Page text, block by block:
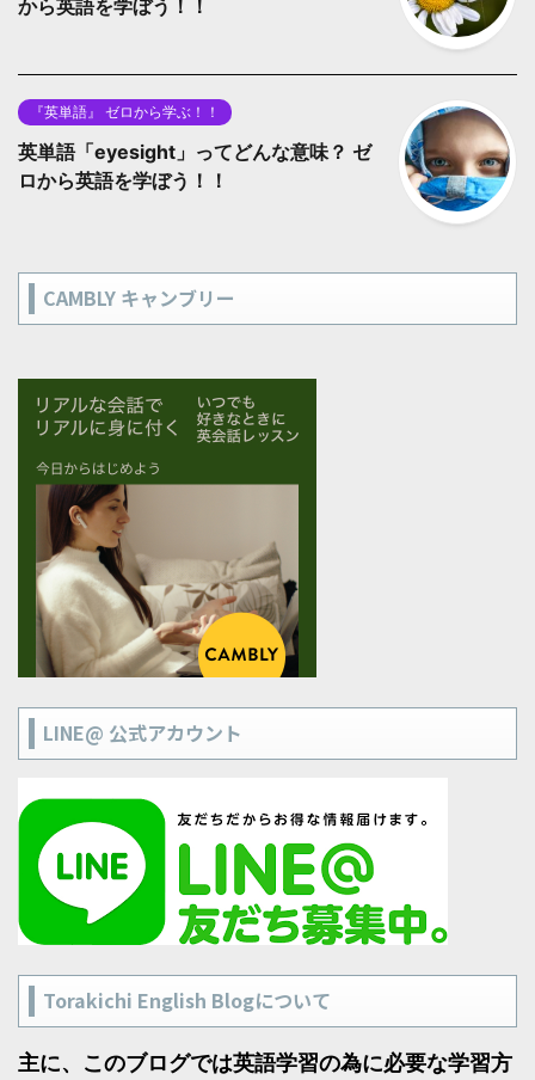
から英語を学ぼう！！
『英単語』 ゼロから学ぶ！！
英単語「eyesight」ってどんな意味？ ゼ
ロから英語を学ぼう！！
CAMBLY キャンブリー
LINE@ 公式アカウント
Torakichi English Blogについて
主に、このブログでは英語学習の為に必要な学習方